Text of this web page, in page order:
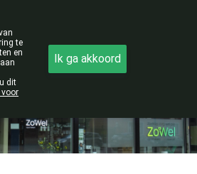
42.25.56
te
en
dit
voor
Ik ga akkoord